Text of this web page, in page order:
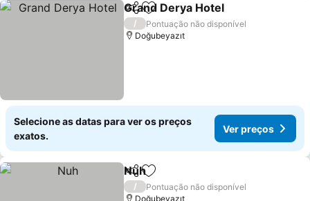
PartilharAdicionar aos favoritos
Grand Derya Hotel
/
Pontuação não disponível
Doğubeyazıt
Selecione as datas para ver os preços
exatos.
Ver preços
PartilharAdicionar aos favoritos
Nuh
/
Pontuação não disponível
Doğubeyazıt